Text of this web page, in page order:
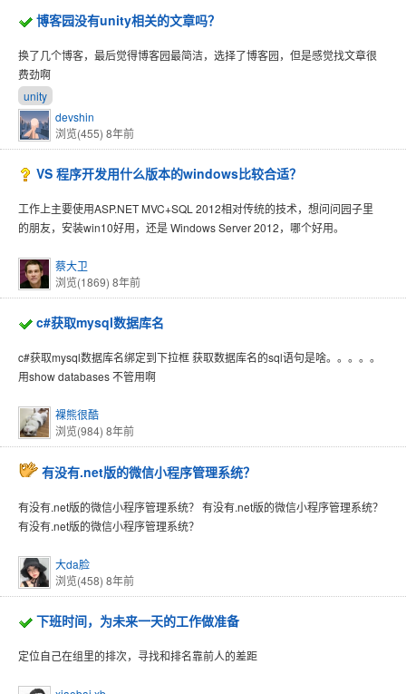
博客园没有unity相关的文章吗？
换了几个博客，最后觉得博客园最简洁，选择了博客园，但是感觉找文章很
费劲啊
unity
devshin
浏览(455) 8年前
VS 程序开发用什么版本的windows比较合适？
工作上主要使用ASP.NET MVC+SQL 2012相对传统的技术，想问问园子里
的朋友，安装win10好用，还是 Windows Server 2012，哪个好用。
蔡大卫
浏览(1869) 8年前
c#获取mysql数据库名
c#获取mysql数据库名绑定到下拉框 获取数据库名的sql语句是啥。。。。。
用show databases 不管用啊
裸熊很酷
浏览(984) 8年前
有没有.net版的微信小程序管理系统？
有没有.net版的微信小程序管理系统？ 有没有.net版的微信小程序管理系统？
有没有.net版的微信小程序管理系统？
大da脸
浏览(458) 8年前
下班时间，为未来一天的工作做准备
定位自己在组里的排次，寻找和排名靠前人的差距